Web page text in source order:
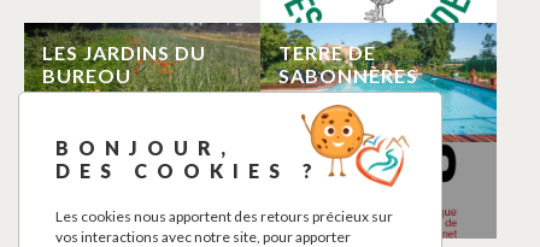
LES JARDINS DU
BUREOU
TERRE DE
SABONNÈRES
POUCHARRAMET
DES LYS A LA
POUCHARRAMET
MEDIATHEQUE
BONJOUR,
DES COOKIES ?
Les cookies nous apportent des retours précieux sur
vos interactions avec notre site, pour apporter